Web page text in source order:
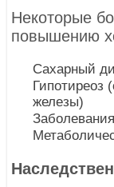
Некоторые
повышению
Сахарный
Гипотиреоз
железы)